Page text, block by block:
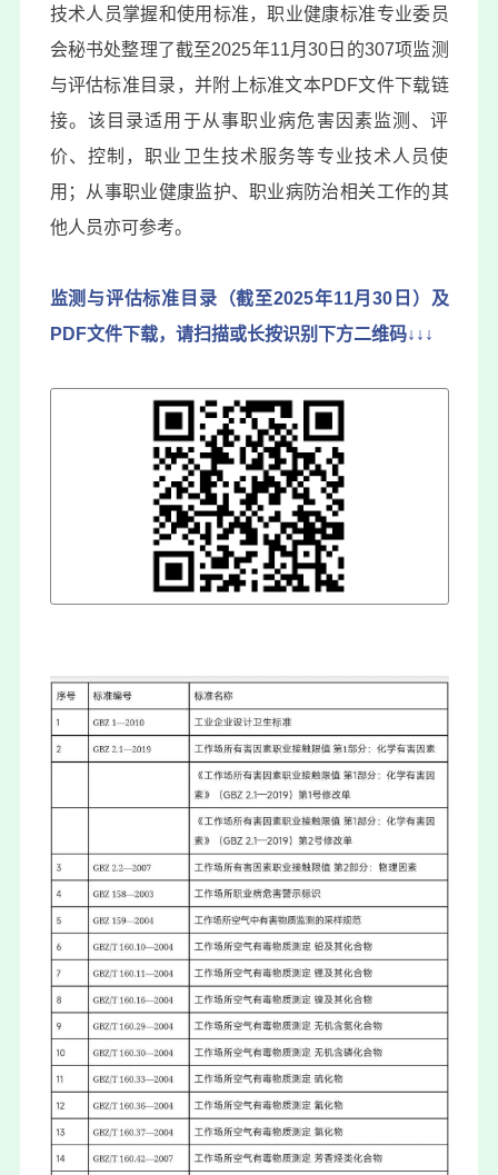
技术人员掌握和使用标准，职业健康标准专业委员
会秘书处整理了截至2025年11月30日的307项监测
与评估标准目录，并附上标准文本PDF文件下载链
接。该目录适用于从事职业病危害因素监测、评
价、控制，职业卫生技术服务等专业技术人员使
用；从事职业健康监护、职业病防治相关工作的其
他人员亦可参考。
监测与评估标准目录 （截至2025年11月30日） 及
PDF文件下载，请扫描或长按识别下方二维码↓↓↓